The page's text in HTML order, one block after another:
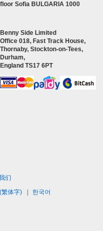
floor Sofia BULGARIA 1000
Benny Side Limited
Office 018, Fast Track House,
Thornaby, Stockton-on-Tees,
Durham,
England TS17 6PT
们
繁体字)
한국어